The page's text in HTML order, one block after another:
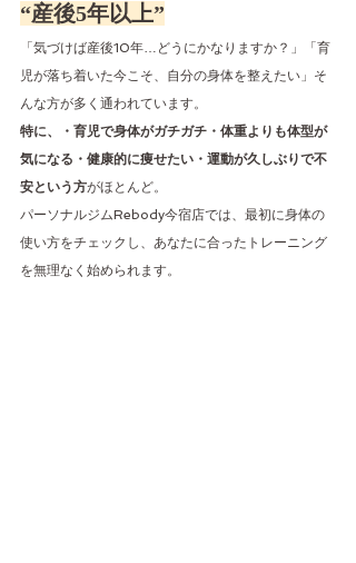
“産後5年以上”
「気づけば産後10年…どうにかなりますか？」「育
児が落ち着いた今こそ、自分の身体を整えたい」そ
んな方が多く通われています。
特に、・育児で身体がガチガチ・体重よりも体型が
気になる・健康的に痩せたい・運動が久しぶりで不
安という方がほとんど。
パーソナルジムRebody今宿店では、最初に身体の
使い方をチェックし、あなたに合ったトレーニング
を無理なく始められます。